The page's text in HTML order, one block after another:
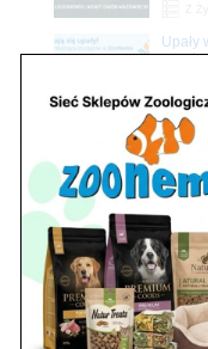
Upały
z
Z
Petito
Znajdź nas
Adres
05-120 Legionowo
ul. Piłsudskiego 31,